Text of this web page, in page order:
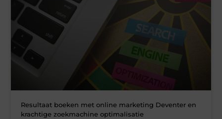
Resultaat boeken met online marketing Deventer en
krachtige zoekmachine optimalisatie